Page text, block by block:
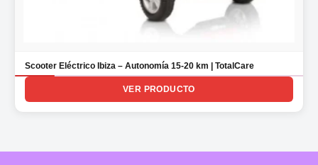
Scooter Eléctrico Ibiza – Autonomía 15-20 km | TotalCare
VER PRODUCTO